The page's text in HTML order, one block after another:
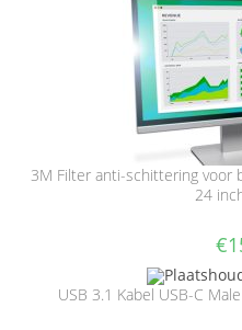
3M Filter anti-schittering voor
24
€
USB 3.1 Kabel USB-C